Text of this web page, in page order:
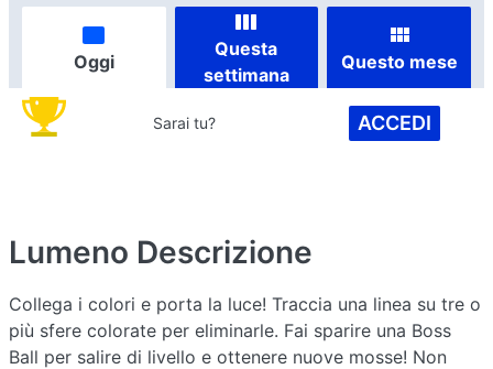
Oggi
Questa
settimana
Questo mese
Sarai tu? ACCEDI
Lumeno Descrizione
Collega i colori e porta la luce! Traccia una linea su tre o
più sfere colorate per eliminarle. Fai sparire una Boss
Ball per salire di livello e ottenere nuove mosse! Non